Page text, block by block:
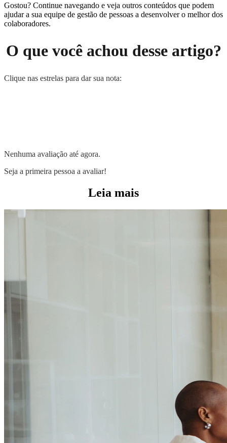
Gostou? Continue navegando e veja outros conteúdos que podem
ajudar a sua equipe de gestão de pessoas a desenvolver o melhor dos
colaboradores.
O que você achou desse artigo?
Clique nas estrelas para dar sua nota:
Nenhuma avaliação até agora.
Seja a primeira pessoa a avaliar!
Leia mais